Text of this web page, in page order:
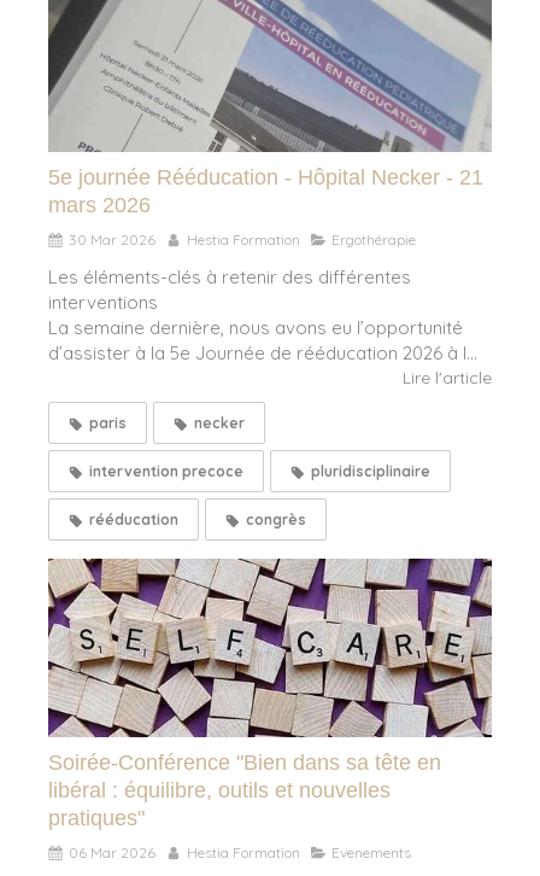
5e journée Rééducation - Hôpital Necker - 21
mars 2026
30 Mar 2026 Hestia Formation Ergothérapie
Les éléments-clés à retenir des différentes
interventions
La semaine dernière, nous avons eu l’opportunité
d’assister à la 5e Journée de rééducation 2026 à l...
Lire l'article
paris necker
intervention precoce pluridisciplinaire
rééducation congrès
Soirée-Conférence "Bien dans sa tête en
libéral : équilibre, outils et nouvelles
pratiques"
06 Mar 2026 Hestia Formation Evenements